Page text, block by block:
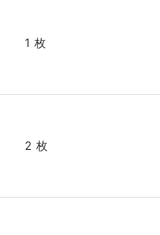
1 枚
2 枚